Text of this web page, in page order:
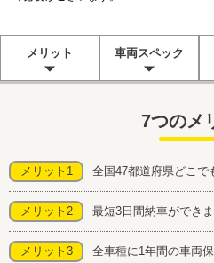
メリット 車両スペック
7つのメ
メリット1 全国47都道府県どこで
メリット2 最短3日間納車ができ
メリット3 全車種に1年間の車両